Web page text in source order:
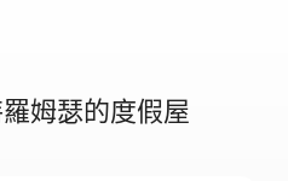
姆瑟的度假屋